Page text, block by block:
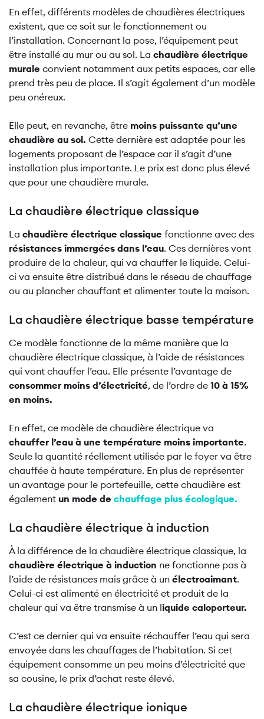
En effet, différents modèles de chaudières électriques
existent, que ce soit sur le fonctionnement ou
l’installation. Concernant la pose, l’équipement peut
être installé au mur ou au sol. La chaudière électrique
murale convient notamment aux petits espaces, car elle
prend très peu de place. Il s’agit également d’un modèle
peu onéreux.
Elle peut, en revanche, être moins puissante qu’une
chaudière au sol. Cette dernière est adaptée pour les
logements proposant de l’espace car il s’agit d’une
installation plus importante. Le prix est donc plus élevé
que pour une chaudière murale.
La chaudière électrique classique
La chaudière électrique classique fonctionne avec des
résistances immergées dans l’eau. Ces dernières vont
produire de la chaleur, qui va chauffer le liquide. Celui-
ci va ensuite être distribué dans le réseau de chauffage
ou au plancher chauffant et alimenter toute la maison.
La chaudière électrique basse température
Ce modèle fonctionne de la même manière que la
chaudière électrique classique, à l’aide de résistances
qui vont chauffer l’eau. Elle présente l’avantage de
consommer moins d’électricité, de l’ordre de 10 à 15%
en moins.
En effet, ce modèle de chaudière électrique va
chauffer l’eau à une température moins importante.
Seule la quantité réellement utilisée par le foyer va être
chauffée à haute température. En plus de représenter
un avantage pour le portefeuille, cette chaudière est
également un mode de chauffage plus écologique.
La chaudière électrique à induction
À la différence de la chaudière électrique classique, la
chaudière électrique à induction ne fonctionne pas à
l’aide de résistances mais grâce à un électroaimant.
Celui-ci est alimenté en électricité et produit de la
chaleur qui va être transmise à un liquide caloporteur.
C’est ce dernier qui va ensuite réchauffer l’eau qui sera
envoyée dans les chauffages de l’habitation. Si cet
équipement consomme un peu moins d’électricité que
sa cousine, le prix d’achat reste élevé.
La chaudière électrique ionique